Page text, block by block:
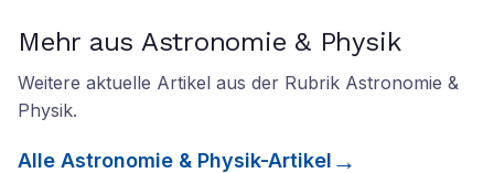
Mehr aus Astronomie & Physik
Weitere aktuelle Artikel aus der Rubrik Astronomie &
Physik.
Alle Astronomie & Physik-Artikel